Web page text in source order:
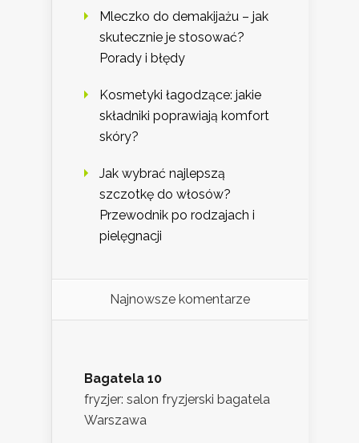
Mleczko do demakijażu – jak
skutecznie je stosować?
Porady i błędy
Kosmetyki łagodzące: jakie
składniki poprawiają komfort
skóry?
Jak wybrać najlepszą
szczotkę do włosów?
Przewodnik po rodzajach i
pielęgnacji
Najnowsze komentarze
Bagatela 10
fryzjer: salon fryzjerski bagatela
Warszawa